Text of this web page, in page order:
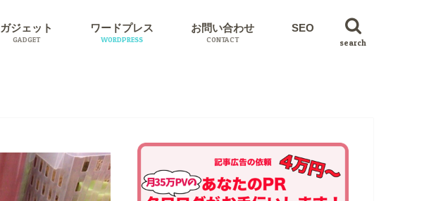
search
ガジェット
GADGET
ワードプレス
WORDPRESS
お問い合わせ
CONTACT
SEO